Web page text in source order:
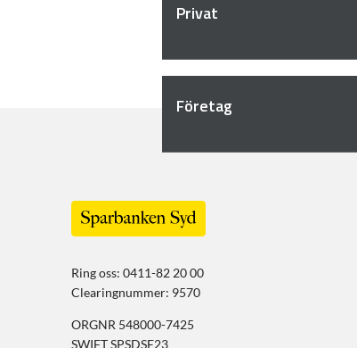
Privat
Företag
Ring oss: 0411-82 20 00
Clearingnummer: 9570
ORGNR 548000-7425
SWIFT SPSDSE23